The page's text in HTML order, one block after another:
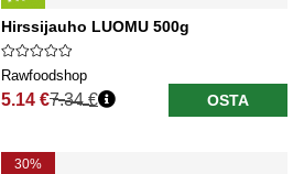
Hirssijauho LUOMU 500g
Rawfoodshop
5.14 €
Normaali hinta
7.34 € OSTA
30%